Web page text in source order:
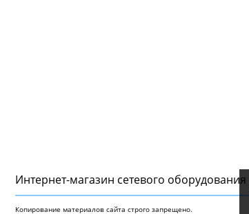
Интернет-магазин сетeвого оборудования
Копирование материалов сайта строго запрещено.